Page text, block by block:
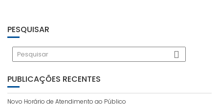
PESQUISAR
PUBLICAÇÕES RECENTES
Novo Horário de Atendimento ao Público